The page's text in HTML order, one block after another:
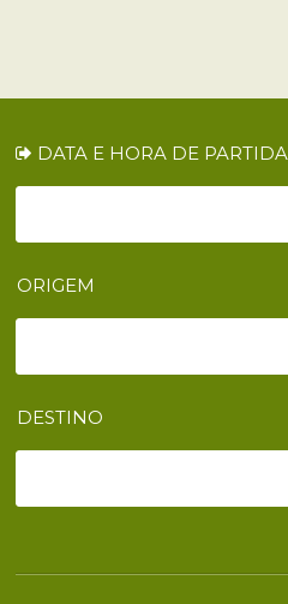
DATA E HORA DE PARTIDA
ORIGEM
DESTINO